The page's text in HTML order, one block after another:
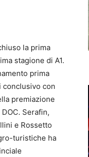
la prima
stagione di A1.
prima
conclusivo con
premiazione
Serafin,
e Rossetto
turistiche ha